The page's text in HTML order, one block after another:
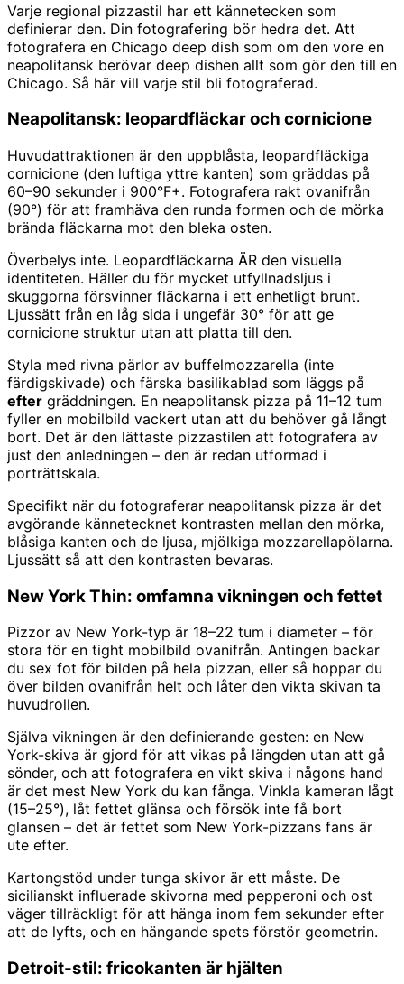
Varje regional pizzastil har ett kännetecken som
definierar den. Din fotografering bör hedra det. Att
fotografera en Chicago deep dish som om den vore en
neapolitansk berövar deep dishen allt som gör den till en
Chicago. Så här vill varje stil bli fotograferad.
Neapolitansk: leopardfläckar och cornicione
Huvudattraktionen är den uppblåsta, leopardfläckiga
cornicione (den luftiga yttre kanten) som gräddas på
60–90 sekunder i 900°F+. Fotografera rakt ovanifrån
(90°) för att framhäva den runda formen och de mörka
brända fläckarna mot den bleka osten.
Överbelys inte. Leopardfläckarna ÄR den visuella
identiteten. Häller du för mycket utfyllnadsljus i
skuggorna försvinner fläckarna i ett enhetligt brunt.
Ljussätt från en låg sida i ungefär 30° för att ge
cornicione struktur utan att platta till den.
Styla med rivna pärlor av buffelmozzarella (inte
färdigskivade) och färska basilikablad som läggs på
efter gräddningen. En neapolitansk pizza på 11–12 tum
fyller en mobilbild vackert utan att du behöver gå långt
bort. Det är den lättaste pizzastilen att fotografera av
just den anledningen – den är redan utformad i
porträttskala.
Specifikt när du fotograferar neapolitansk pizza är det
avgörande kännetecknet kontrasten mellan den mörka,
blåsiga kanten och de ljusa, mjölkiga mozzarellapölarna.
Ljussätt så att den kontrasten bevaras.
New York Thin: omfamna vikningen och fettet
Pizzor av New York-typ är 18–22 tum i diameter – för
stora för en tight mobilbild ovanifrån. Antingen backar
du sex fot för bilden på hela pizzan, eller så hoppar du
över bilden ovanifrån helt och låter den vikta skivan ta
huvudrollen.
Själva vikningen är den definierande gesten: en New
York-skiva är gjord för att vikas på längden utan att gå
sönder, och att fotografera en vikt skiva i någons hand
är det mest New York du kan fånga. Vinkla kameran lågt
(15–25°), låt fettet glänsa och försök inte få bort
glansen – det är fettet som New York-pizzans fans är
ute efter.
Kartongstöd under tunga skivor är ett måste. De
sicilianskt influerade skivorna med pepperoni och ost
väger tillräckligt för att hänga inom fem sekunder efter
att de lyfts, och en hängande spets förstör geometrin.
Detroit-stil: fricokanten är hjälten